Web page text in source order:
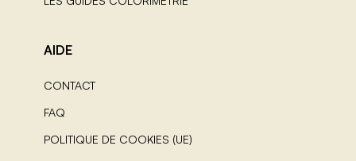
AIDE
CONTACT
FAQ
POLITIQUE DE COOKIES (UE)